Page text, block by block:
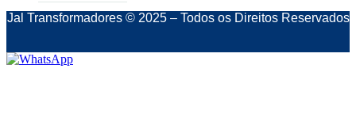
Jal Transformadores © 2025 – Todos os Direitos Reservados